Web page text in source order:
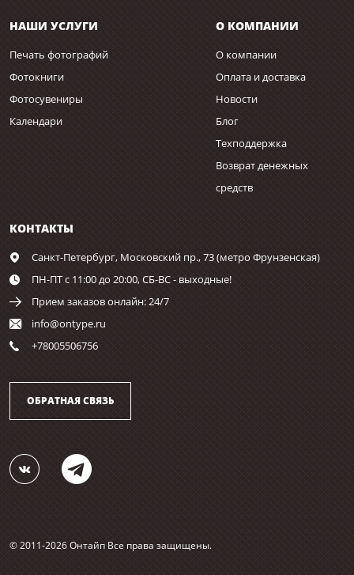
НАШИ УСЛУГИ
Печать фотографий
Фотокниги
Фотосувениры
Календари
О КОМПАНИИ
О компании
Оплата и доставка
Новости
Блог
Техподдержка
Возврат денежных
средств
КОНТАКТЫ
Санкт-Петербург, Московский пр., 73 (метро Фрунзенская)
ПН-ПТ с 11:00 до 20:00, СБ-ВС - выходные!
Прием заказов онлайн: 24/7
info@ontype.ru
+78005506756
ОБРАТНАЯ СВЯЗЬ
© 2011-2026 Онтайп Все права защищены.